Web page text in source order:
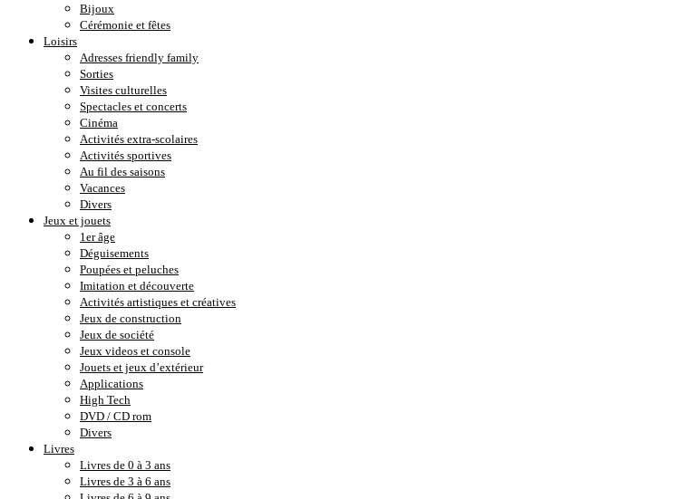
Bijoux
Cérémonie et fêtes
Loisirs
Adresses friendly family
Sorties
Visites culturelles
Spectacles et concerts
Cinéma
Activités extra-scolaires
Activités sportives
Au fil des saisons
Vacances
Divers
Jeux et jouets
1er âge
Déguisements
Poupées et peluches
Imitation et découverte
Activités artistiques et créatives
Jeux de construction
Jeux de société
Jeux videos et console
Jouets et jeux d’extérieur
Applications
High Tech
DVD / CD rom
Divers
Livres
Livres de 0 à 3 ans
Livres de 3 à 6 ans